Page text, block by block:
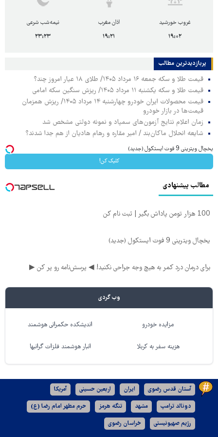
غروب خورشید
۱۹:۰۲
اذان مغرب
۱۹:۲۱
نیمه‌شب شرعی
۲۳:۲۳
پربازدیدترین‌ مطالب
قیمت طلا و سکه جمعه ۱۶ مرداد ۱۴۰۵/ طلای ۱۸ عیار امروز چند؟
قیمت طلا و سکه یکشنبه ۱۱ مرداد ۱۴۰۵/ ریزش سنگین سکه امامی
قیمت محصولات ایران خودرو چهارشنبه ۱۴ مرداد ۱۴۰۵/ ریزش همزمان
قیمت‌ها در بازار خودرو
زمان اعلام نتایج آزمون‌های سمپاد و نمونه دولتی مشخص شد
شایعه انحلال ماکان‌بند / امیر مقاره و رهام هادیان از هم جدا شدند؟
یخچال ویترینی 9 فوت ایستکول (جدید)
کلیک کن!
مطالب پیشنهادی
100 هزار تومن پاداش بگیر | ثبت نام کن
یخچال ویترینی 9 فوت ایستکول (جدید)
برای درمان درد کمر به هیچ وجه جراحی نکنید! ◀ پرسش‌نامه رو پر کن ▶
وب گردی
مزایده خودرو اندیشکده حکمرانی هوشمند
هزینه سفر به کربلا انبار هوشمند فلزات گرانبها
آستان قدس رضوی ایران اربعین حسینی آمریکا
دونالد ترامپ مشهد تنگه هرمز حرم مطهر امام رضا (ع)
رژیم صهیونیستی خراسان رضوی